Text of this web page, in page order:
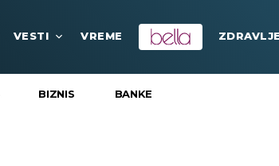
VESTI VREME ZDRAVLJE
BIZNIS BANKE